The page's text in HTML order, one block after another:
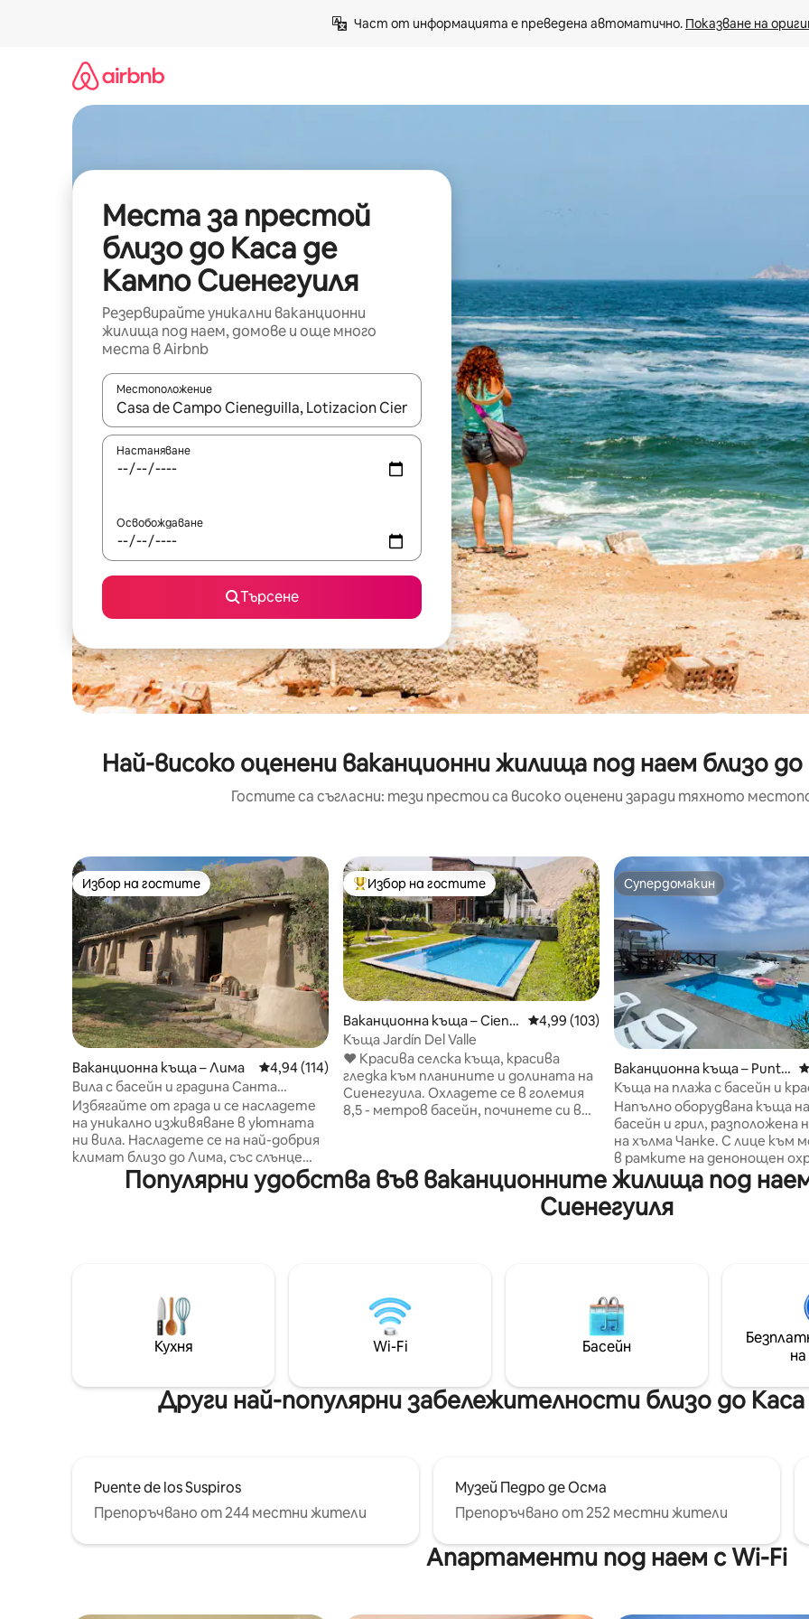
Част от информацията е преведена автоматично. Показване на
Места за престой
близо до Каса де
Кампо Сиенегуиля
Резервирайте уникални ваканционни
жилища под наем, домове и още много
места в Airbnb
Местоположение
Когато резултатите се покажат, използвайте клавишите със стрелки нагоре и надолу или навигирайте с
Настаняване
Освобождаване
Търсене
Най-високо оценени ваканционни жилища под наем близо
Гостите са съгласни: тези престои са високо оценени заради тяхното
Избор на гостите
Избор на гостите
Ваканционна къща – Лима Средна оценка: 4,94 от 5, 114 отзива
4,94 (114)
Вила с басейн и градина Санта
Еулалия
Избягайте от града и се насладете
на уникално изживяване в уютната
ни вила. Насладете се на най-добрия
климат близо до Лима, със слънце
през цялата година. Басейн, голяма
градина, зона за скара и глинена
паркинг, приятелски настроен към
домашните любимци. Идеално за
семейства, двойки или малки групи,
които търсят спокойствие и
провинцията!
Най-популярен избор на гостите
Избор на гостите
Ваканционна къща – Ciene
guilla
Средна оценка: 4,99 от 5, 103 отзива
4,99 (103)
Къща Jardín Del Valle
❤️ Красива селска къща, красива
гледка към планините и долината на
Сиенегуила. Охладете се в големия
8,5 - метров басейн, починете си в
ще намерите слънце през цялата
година. Градината разполага със
социални и релаксиращи зони.
запалите камината, придружена от
добро вино.
Супердомакин
Супердомакин
Ваканционна къща – Punta
Negra
Къща на плажа с басейн и
изглед към морето
Напълно оборудвана къща
басейн и грил, разположена
на хълма Чанке. С лице към
в рамките на денонощен
апартамент, къщата се
една от най - добрите
Тихия океан и е само на
километра от столицата
директно до пясъка.
е в близост до местния
различни магазини и
Също така предлагаме
Популярни удобства във ваканционните жилища под
Сиенегуиля
Кухня Wi-Fi Басейн
Други най-популярни забележителности близо до
Puente de los Suspiros
Препоръчвано от 244 местни жители
Музей Педро де Осма
Препоръчвано от 252 местни жители
Апартаменти под наем с Wi-Fi